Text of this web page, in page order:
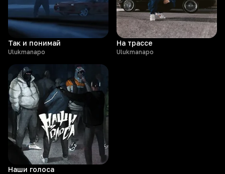
Так и понимай
Ulukmanapo
На трассе
Ulukmanapo
Наши голоса